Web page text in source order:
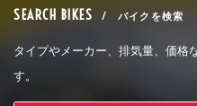
SEARCH BIKES / バイクを検索
タイプやメーカー、排気量、価格
す。